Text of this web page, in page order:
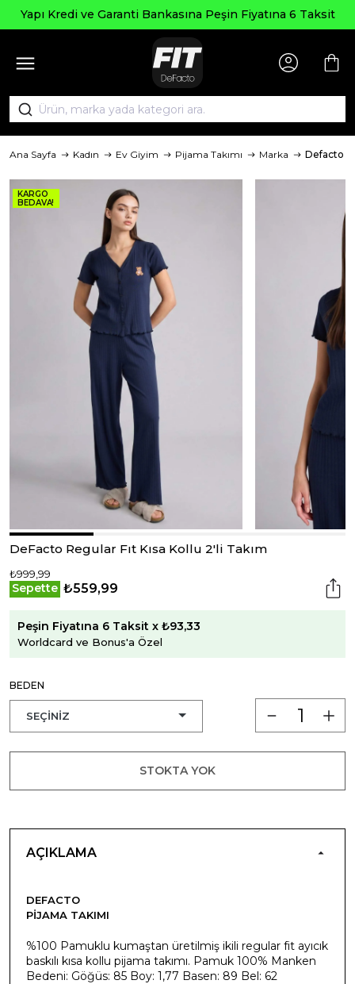
Yapı Kredi ve Garanti Bankasına Peşin Fiyatına 6 Taksit
Ana Sayfa Kadın Ev Giyim Pijama Takımı Marka Defacto
KARGO
BEDAVA!
DeFacto Regular Fıt Kısa Kollu 2'li Takım
₺999,99
Sepette ₺559,99
Peşin Fiyatına 6 Taksit x ₺93,33
Worldcard ve Bonus'a Özel
BEDEN
STOKTA YOK
AÇIKLAMA
DEFACTO
PIJAMA TAKIMI
%100 Pamuklu kumaştan üretilmiş ikili regular fit ayıcık
baskılı kısa kollu pijama takımı. Pamuk 100% Manken
Bedeni: Göğüs: 85 Boy: 1,77 Basen: 89 Bel: 62